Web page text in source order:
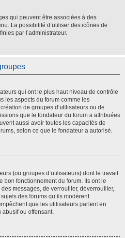
qui peuvent être associées à des
La possibilité d’utiliser des icônes de
par l’administrateur.
qui ont le plus haut niveau de contrôle
les aspects du forum comme les
de groupes d’utilisateurs ou de
que le fondateur du forum a attribuées
aussi avoir toutes les capacités de
selon ce que le fondateur a autorisé.
(ou groupes d’utilisateurs) dont le travail
bon fonctionnement du forum. Ils ont le
messages, de verrouiller, déverrouiller,
des forums qu’ils modèrent.
que les utilisateurs partent en
ou offensant.